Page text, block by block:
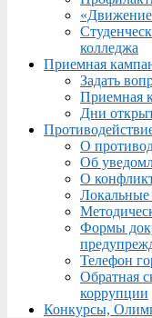
колледжа
Приемная
Задать
Приемная
Дни
О
Об
О
Формы
Телефон
Обратная
коррупции
Конкурсы,